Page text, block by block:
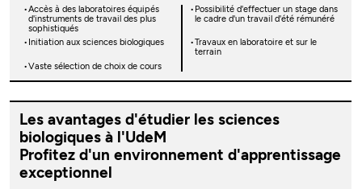
Accès à des laboratoires équipés
d'instruments de travail des plus
sophistiqués
Possibilité d'effectuer un stage dans
le cadre d'un travail d'été rémunéré
Initiation aux sciences biologiques
Travaux en laboratoire et sur le
terrain
Vaste sélection de choix de cours
Les avantages d'étudier les sciences
biologiques à l'UdeM
Profitez d'un environnement d'apprentissage
exceptionnel